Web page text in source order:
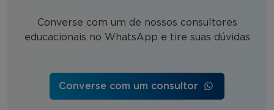
Converse com um de nossos consultores
educacionais no WhatsApp e tire suas dúvidas
Converse com um consultor